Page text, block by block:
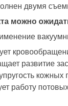
двумя
можно
развитие
кожных
работу